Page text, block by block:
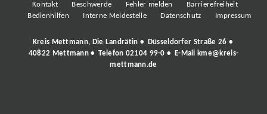
Kontakt Beschwerde Fehler melden
Barrierefreiheit
Bedienhilfen
Interne Meldestelle Datenschutz Impressum
Kreis Mettmann, Die Landrätin • Düsseldorfer Straße 26 •
40822 Mettmann • Telefon 02104 99-0 • E-Mail
kme@kreis-
mettmann.de